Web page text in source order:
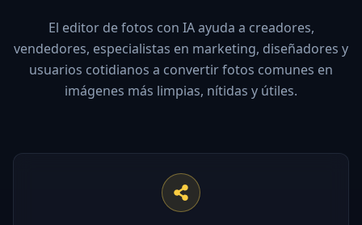
El editor de fotos con IA ayuda a creadores,
vendedores, especialistas en marketing, diseñadores y
usuarios cotidianos a convertir fotos comunes en
imágenes más limpias, nítidas y útiles.